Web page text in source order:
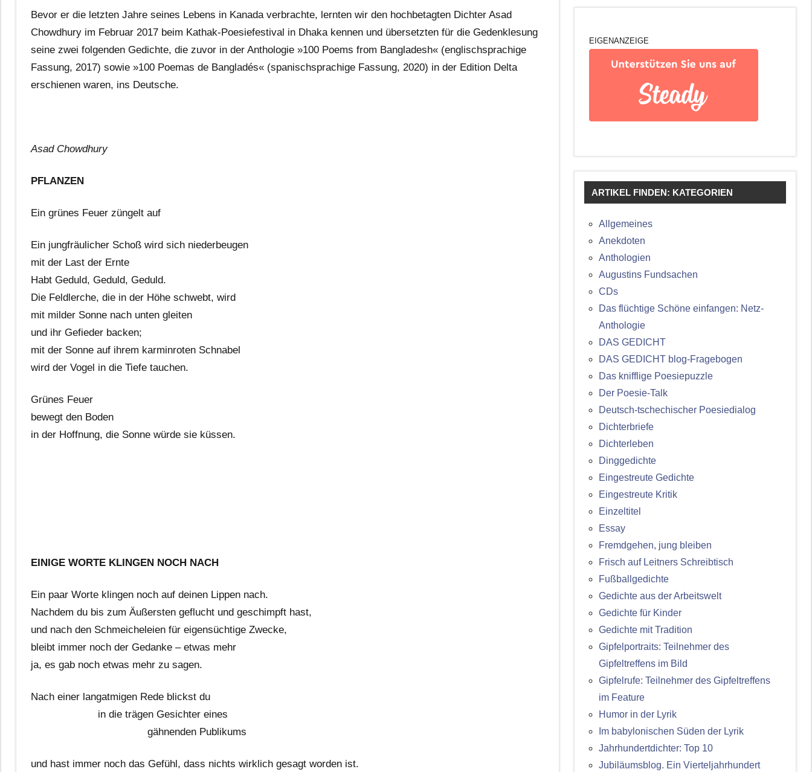
Bevor er die letzten Jahre seines Lebens in Kanada verbrachte, lernten wir den hochbetagten Dichter Asad
Chowdhury im Februar 2017 beim Kathak-Poesiefestival in Dhaka kennen und übersetzten für die Gedenklesung
seine zwei folgenden Gedichte, die zuvor in der Anthologie »100 Poems from Bangladesh« (englischsprachige
Fassung, 2017) sowie »100 Poemas de Bangladés« (spanischsprachige Fassung, 2020) in der Edition Delta
erschienen waren, ins Deutsche.
Asad Chowdhury
PFLANZEN
Ein grünes Feuer züngelt auf
Ein jungfräulicher Schoß wird sich niederbeugen
mit der Last der Ernte
Habt Geduld, Geduld, Geduld.
Die Feldlerche, die in der Höhe schwebt, wird
mit milder Sonne nach unten gleiten
und ihr Gefieder backen;
mit der Sonne auf ihrem karminroten Schnabel
wird der Vogel in die Tiefe tauchen.
Grünes Feuer
bewegt den Boden
in der Hoffnung, die Sonne würde sie küssen.
EINIGE WORTE KLINGEN NOCH NACH
Ein paar Worte klingen noch auf deinen Lippen nach.
Nachdem du bis zum Äußersten geflucht und geschimpft hast,
und nach den Schmeicheleien für eigensüchtige Zwecke,
bleibt immer noch der Gedanke – etwas mehr
ja, es gab noch etwas mehr zu sagen.
Nach einer langatmigen Rede blickst du
in die trägen Gesichter eines
gähnenden Publikums
und hast immer noch das Gefühl, dass nichts wirklich gesagt worden ist.
EIGENANZEIGE
ARTIKEL FINDEN: KATEGORIEN
Allgemeines
Anekdoten
Anthologien
Augustins Fundsachen
CDs
Das flüchtige Schöne einfangen: Netz-
Anthologie
DAS GEDICHT
DAS GEDICHT blog-Fragebogen
Das knifflige Poesiepuzzle
Der Poesie-Talk
Deutsch-tschechischer Poesiedialog
Dichterbriefe
Dichterleben
Dinggedichte
Eingestreute Gedichte
Eingestreute Kritik
Einzeltitel
Essay
Fremdgehen, jung bleiben
Frisch auf Leitners Schreibtisch
Fußballgedichte
Gedichte aus der Arbeitswelt
Gedichte für Kinder
Gedichte mit Tradition
Gipfelportraits: Teilnehmer des
Gipfeltreffens im Bild
Gipfelrufe: Teilnehmer des Gipfeltreffens
im Feature
Humor in der Lyrik
Im babylonischen Süden der Lyrik
Jahrhundertdichter: Top 10
Jubiläumsblog. Ein Vierteljahrhundert